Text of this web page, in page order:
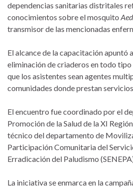
dependencias sanitarias distritales
conocimientos sobre el mosquito
transmisor de las mencionadas
El alcance de la capacitación apuntó
eliminación de criaderos en todo tipo
que los asistentes sean agentes
comunidades donde prestan
El encuentro fue coordinado por el
Promoción de la Salud de la XI
técnico del departamento de
Participación Comunitaria del
Erradicación del Paludismo
La iniciativa se enmarca en la